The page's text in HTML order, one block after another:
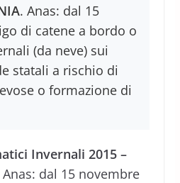
. Anas: dal 15
di catene a bordo o
(da neve) sui
statali a rischio di
o formazione di
Invernali 2015 –
Anas: dal 15 novembre